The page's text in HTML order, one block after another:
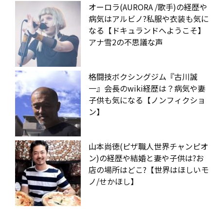
オーロラ(AURORA /歌手)の経歴や
病気はアルビノ?私服や衣装も気に
なる【ドキュランドへようこそ】
アナ雪2の不思議な声
格闘技ボクシングジム『古川誠
一』会長のwiki経歴は？病気や妻
子供も気になる【ノンフィクショ
ン】
山本尚徳(ピザ職人世界チャンピオ
ン)の経歴や結婚と妻や子供は?お
店の場所はどこ?【世界はほしいモ
ノ/せかほし】